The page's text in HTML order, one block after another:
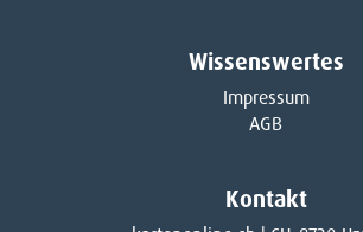
Wissenswertes
Impressum
AGB
Kontakt